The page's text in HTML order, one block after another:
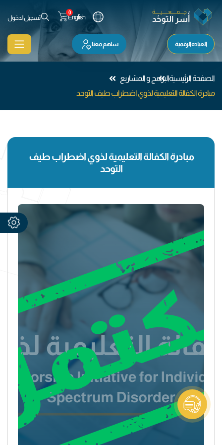
English
0
تسجيل الدخول
العيادة الرقمية ساهم معنا
الصفحة الرئيسيةالبرامج و المشاريع
مبادرة الكفالة التعليمية لذوي اضطراب طيف التوحد
مبادرة الكفالة التعليمية لذوي اضطراب طيف
التوحد